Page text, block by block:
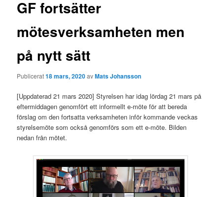
g
n
v
i
g
r
i
n
g
GF fortsätter
mötesverksamheten men
på nytt sätt
Publicerat18 mars, 2020avMats Johansson
[Uppdaterad 21 mars 2020] Styrelsen har idag lördag 21 mars på
eftermiddagen genomfört ett informellt e-möte för att bereda
förslag om den fortsatta verksamheten inför kommande veckas
styrelsemöte som också genomförs som ett e-möte. Bilden
nedan från mötet.